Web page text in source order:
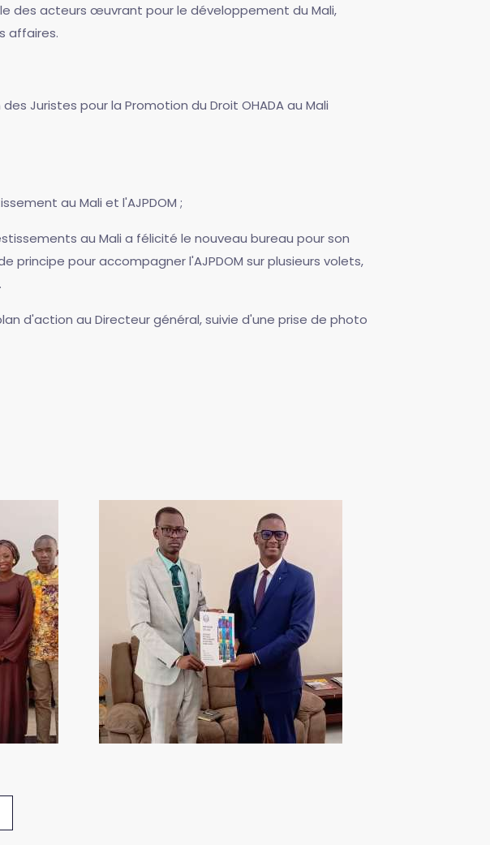
des acteurs œuvrant pour le développement du Mali,
affaires.
Juristes pour la Promotion du Droit OHADA au Mali
au Mali et l'AJPDOM ;
au Mali a félicité le nouveau bureau pour son
pour accompagner l'AJPDOM sur plusieurs volets,
d'action au Directeur général, suivie d'une prise de photo